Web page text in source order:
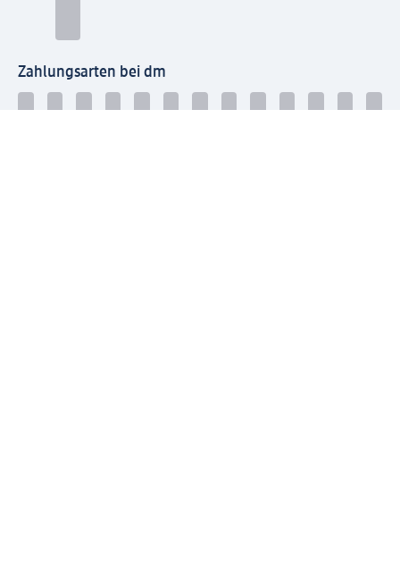
Zahlungsarten bei dm